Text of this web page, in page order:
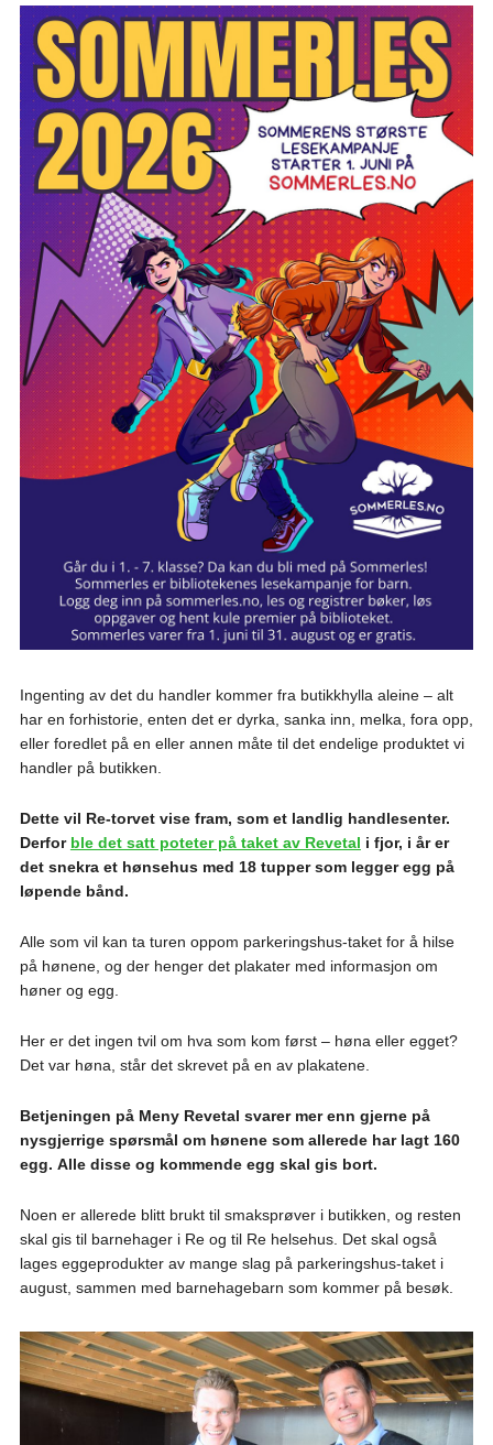
Ingenting av det du handler kommer fra butikkhylla aleine – alt
har en forhistorie, enten det er dyrka, sanka inn, melka, fora opp,
eller foredlet på en eller annen måte til det endelige produktet vi
handler på butikken.
Dette vil Re-torvet vise fram, som et landlig handlesenter.
Derfor ble det satt poteter på taket av Revetal i fjor, i år er
det snekra et hønsehus med 18 tupper som legger egg på
løpende bånd.
Alle som vil kan ta turen oppom parkeringshus-taket for å hilse
på hønene, og der henger det plakater med informasjon om
høner og egg.
Her er det ingen tvil om hva som kom først – høna eller egget?
Det var høna, står det skrevet på en av plakatene.
Betjeningen på Meny Revetal svarer mer enn gjerne på
nysgjerrige spørsmål om hønene som allerede har lagt 160
egg. Alle disse og kommende egg skal gis bort.
Noen er allerede blitt brukt til smaksprøver i butikken, og resten
skal gis til barnehager i Re og til Re helsehus. Det skal også
lages eggeprodukter av mange slag på parkeringshus-taket i
august, sammen med barnehagebarn som kommer på besøk.